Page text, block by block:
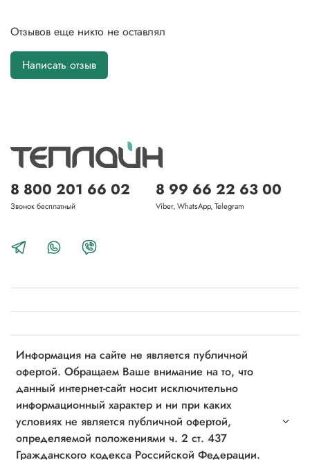
Отзывов еще никто не оставлял
Написать отзыв
Информация на сайте не является публичной
офертой. Обращаем Ваше внимание на то, что
данный интернет-сайт носит исключительно
информационный характер и ни при каких
условиях не является публичной офертой,
определяемой положениями ч. 2 ст. 437
Гражданского кодекса Российской Федерации.
8 800 201 66 02
Звонок бесплатный
8 99 66 22 63 00
Viber, WhatsApp, Telegram